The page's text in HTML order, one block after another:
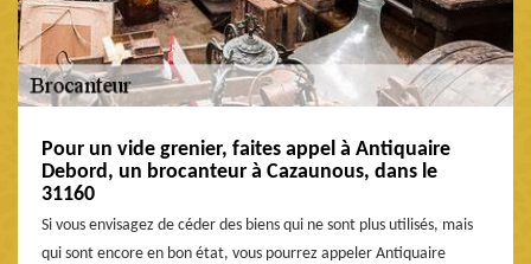
Pour un vide grenier, faites appel à Antiquaire
Debord, un brocanteur à Cazaunous, dans le
31160
Si vous envisagez de céder des biens qui ne sont plus utilisés, mais
qui sont encore en bon état, vous pourrez appeler Antiquaire